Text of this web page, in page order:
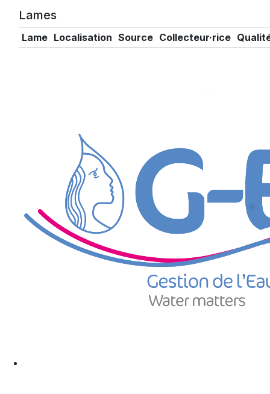
Lames
Lame Localisation Source Collecteur·rice